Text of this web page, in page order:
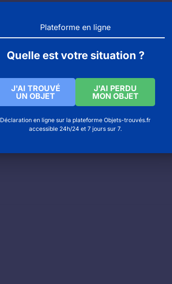
Plateforme en ligne
Quelle est votre situation ?
J'AI TROUVÉ
UN OBJET
J'AI PERDU
MON OBJET
Déclaration en ligne sur la plateforme Objets-trouvés.fr
accessible 24h/24 et 7 jours sur 7.